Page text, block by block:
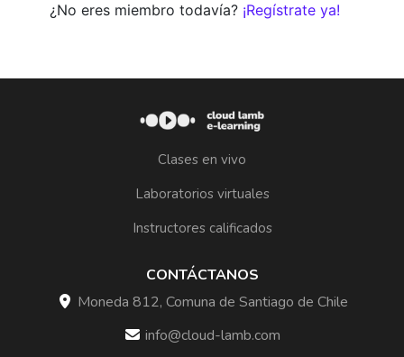
¿No eres miembro todavía? ¡Regístrate ya!
Clases en vivo
Laboratorios virtuales
Instructores calificados
CONTÁCTANOS
Moneda 812, Comuna de Santiago de Chile
info@cloud-lamb.com